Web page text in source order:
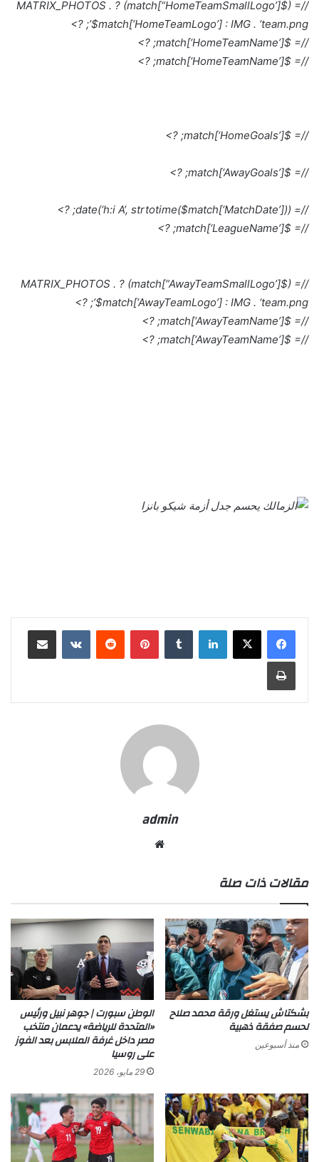
//= ($match[“HomeTeamSmallLogo’]) ? MATRIX_PHOTOS .
$match[‘HomeTeamLogo’] : IMG . ‘team.png’; ?>
//= $match[‘HomeTeamName’]; ?>
//= $match[‘HomeTeamName’]; ?>
//= $match[‘HomeGoals’]; ?>
//= $match[‘AwayGoals’]; ?>
//= date(‘h:i A’, strtotime($match[‘MatchDate’])); ?>
//= $match[‘LeagueName’]; ?>
//= ($match[“AwayTeamSmallLogo’]) ? MATRIX_PHOTOS .
$match[‘AwayTeamLogo’] : IMG . ‘team.png’; ?>
//= $match[‘AwayTeamName’]; ?>
//= $match[‘AwayTeamName’]; ?>
لينكدإن بينتيريست مشاركة عبر البريد
طباعة
admin
مقالات ذات صلة
بشكتاش يستغل ورقة محمد صلاح
لحسم صفقة ذهبية
منذ أسبوعين
الوطن سبورت | جوهر نبيل ورئيس
«المتحدة للرياضة» يدعمان منتخب
مصر داخل غرفة الملابس بعد الفوز
على روسيا
29 مايو، 2026